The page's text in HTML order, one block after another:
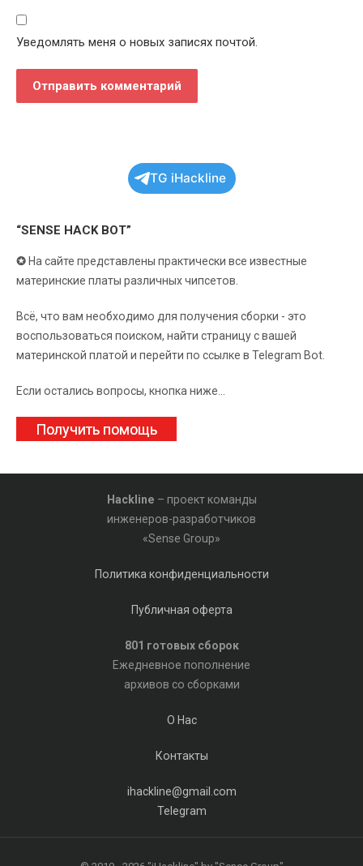
Уведомлять меня о новых записях почтой.
TG iHackline
“SENSE HACK BOT”
✪ На сайте представлены практически все известные
материнские платы различных чипсетов.
Всё, что вам необходимо для получения сборки - это
воспользоваться поиском, найти страницу с вашей
материнской платой и перейти по ссылке в Telegram Bot.
Если остались вопросы, кнопка ниже...
Получить помощь
Hackline – проект команды
инженеров-разработчиков
«Sense Group»
Политика конфиденциальности
Публичная оферта
801 готовых сборок
Ежедневное пополнение
архивов со сборками
О Нас
Контакты
ihackline@gmail.com
Telegram